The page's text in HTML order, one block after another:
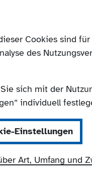
Cookies sind
des
sich mit der
individuell
Einstellungen
Art, Umfang und